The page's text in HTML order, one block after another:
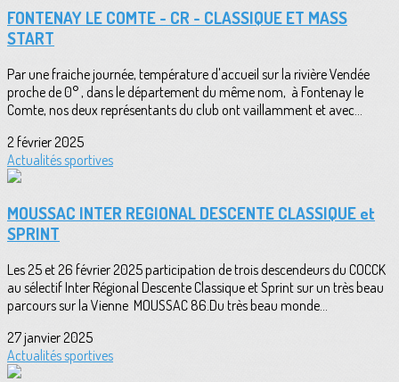
FONTENAY LE COMTE - CR - CLASSIQUE ET MASS
START
Par une fraiche journée, température d'accueil sur la rivière Vendée
proche de 0° , dans le département du même nom, à Fontenay le
Comte, nos deux représentants du club ont vaillamment et avec...
2 février 2025
Actualités sportives
MOUSSAC INTER REGIONAL DESCENTE CLASSIQUE et
SPRINT
Les 25 et 26 février 2025 participation de trois descendeurs du COCCK
au sélectif Inter Régional Descente Classique et Sprint sur un très beau
parcours sur la Vienne MOUSSAC 86.Du très beau monde...
27 janvier 2025
Actualités sportives